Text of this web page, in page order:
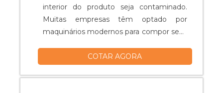
interior do produto seja contaminado.
Muitas empresas têm optado por
maquinários modernos para compor seus
empacotadora flow pack preço menor. A
grande facilidade de integrar-se com os
COTAR AGORA